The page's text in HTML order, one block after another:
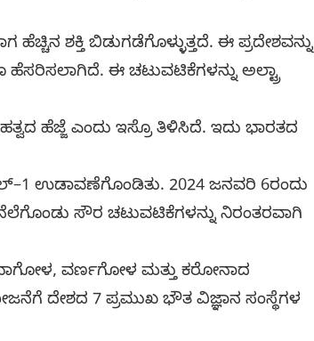
ಶಕ್ತಿ ಬಿಡುಗಡೆಗೊಳ್ಳುತ್ತದೆ. ಈ ಪ್ರದೇಶವನ್ನು
ಈ ಚಟುವಟಿಕೆಗಳನ್ನು ಅಲ್ಟ್ರಾ
ಹೆಜ್ಜೆ ಎಂದು ಇಸ್ರೊ ತಿಳಿಸಿದೆ. ಇದು ಭಾರತದ
ಉಡಾವಣೆಗೊಂಡಿತು. 2024 ಜನವರಿ 6ರಂದು
ಸೌರ ಚಟುವಟಿಕೆಗಳನ್ನು ನಿರಂತರವಾಗಿ
ವರ್ಣಗೋಳ ಮತ್ತು ಕರೋನಾದ
ದೇಶದ 7 ಪ್ರಮುಖ ಭೌತ ವಿಜ್ಞಾನ ಸಂಸ್ಥೆಗಳ